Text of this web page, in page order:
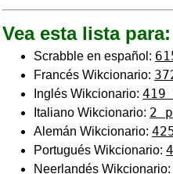
Vea esta lista para:
Scrabble en español:
Francés Wikcionario:
Inglés Wikcionario: 419
Italiano Wikcionario: 2
Alemán Wikcionario:
Portugués Wikcionario:
Neerlandés Wikcionario: